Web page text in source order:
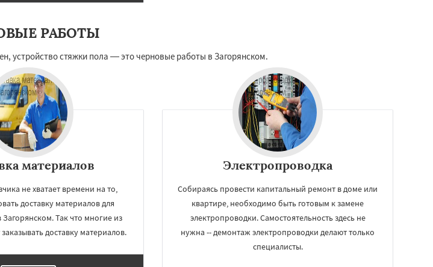
РАБОТЫ
устройство стяжки пола — это черновые работы в Загорянском.
материалов
не хватает времени на то,
доставку материалов для
Так что многие из
доставку материалов.
Электропроводка
Собираясь провести капитальный ремонт в доме или
квартире, необходимо быть готовым к замене
электропроводки. Самостоятельность здесь не
нужна -- демонтаж электропроводки делают только
специалисты.